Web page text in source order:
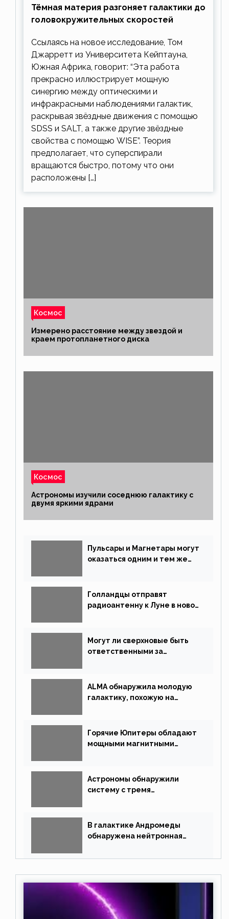
Тёмная материя разгоняет галактики до
головокружительных скоростей
Ссылаясь на новое исследование, Том
Джарретт из Университета Кейптауна,
Южная Африка, говорит: “Эта работа
прекрасно иллюстрирует мощную
синергию между оптическими и
инфракрасными наблюдениями галактик,
раскрывая звёздные движения с помощью
SDSS и SALT, а также другие звёздные
свойства с помощью WISE”. Теория
предполагает, что суперспирали
вращаются быстро, потому что они
расположены […]
Космос
Измерено расстояние между звездой и
краем протопланетного диска
Космос
Астрономы изучили соседнюю галактику с
двумя яркими ядрами
Пульсары и Магнетары могут
оказаться одним и тем же
Голландцы отправят
радиоантенну к Луне в новой
Могут ли сверхновые быть
ответственными за
ALMA обнаружила молодую
галактику, похожую на
Горячие Юпитеры обладают
мощными магнитными
Астрономы обнаружили
систему с тремя
В галактике Андромеды
обнаружена нейтронная